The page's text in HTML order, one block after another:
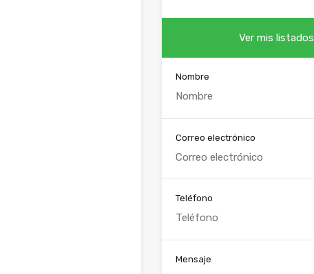
Ver mis listados
Nombre
Correo electrónico
Teléfono
Mensaje